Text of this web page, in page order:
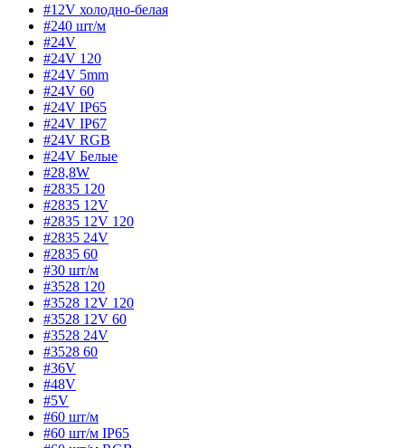
#12V холодно-белая
#240 шт/м
#24V
#24V 120
#24V 5mm
#24V 60
#24V IP65
#24V IP67
#24V RGB
#24V Белые
#28,8W
#2835 120
#2835 12V
#2835 12V 120
#2835 24V
#2835 60
#30 шт/м
#3528 120
#3528 12V 120
#3528 12V 60
#3528 24V
#3528 60
#36V
#48V
#5V
#60 шт/м
#60 шт/м IP65